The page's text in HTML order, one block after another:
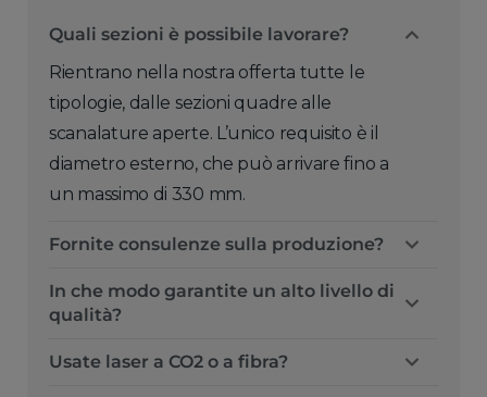
Quali sezioni è possibile lavorare?
Rientrano nella nostra offerta tutte le
tipologie, dalle sezioni quadre alle
scanalature aperte. L’unico requisito è il
diametro esterno, che può arrivare fino a
un massimo di 330 mm.
Fornite consulenze sulla produzione?
In che modo garantite un alto livello di
qualità?
Usate laser a CO2 o a fibra?